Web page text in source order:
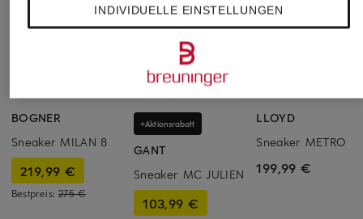
BOGNER
Sneaker MILAN 8
219,99 €
Bestpreis:275 €
+Aktionsrabatt
GANT
Sneaker MC JULIEN
103,99 €
LLOYD
Sneaker METRO
199,99 €
INDIVIDUELLE EINSTELLUNGEN